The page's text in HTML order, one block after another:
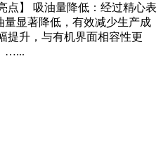
点】 吸油量降低：经过精心表
显著降低，有效减少生产成
提升，与有机界面相容性更
…...